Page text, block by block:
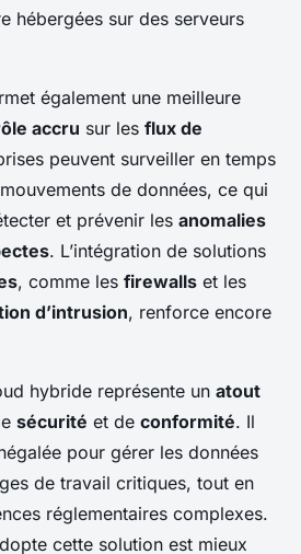
hébergées sur des serveurs
également une meilleure
accru sur les flux de
peuvent surveiller en temps
de données, ce qui
et prévenir les anomalies
. L’intégration de solutions
, comme les firewalls et les
d’intrusion, renforce encore
hybride représente un atout
sécurité et de conformité. Il
pour gérer les données
de travail critiques, tout en
réglementaires complexes.
cette solution est mieux